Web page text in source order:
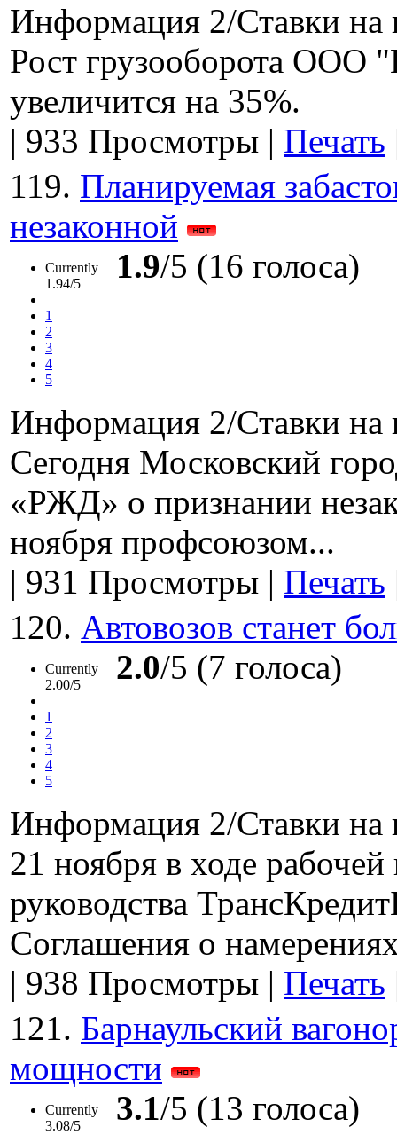
Информация 2/Ставки на
Рост грузооборота ООО
увеличится на 35%.
| 933 Просмотры | Печать
119. Планируемая
незаконной
Currently
1.94/5
1
2
3
4
5
1.9/5 (16 голоса)
Информация 2/Ставки на
Сегодня Московский
«РЖД» о признании
ноября профсоюзом...
| 931 Просмотры | Печать
120. Автовозов станет
Currently
2.00/5
1
2
3
4
5
2.0/5 (7 голоса)
Информация 2/Ставки на
21 ноября в ходе
руководства
Соглашения о
| 938 Просмотры | Печать
121. Барнаульский
мощности
Currently
3.08/5
3.1/5 (13 голоса)